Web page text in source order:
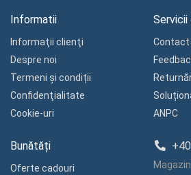
Informatii
Informaţii clienţi
Despre noi
Termeni și condiții
Confidenţialitate
Cookie-uri
Contact
ANPC
Bunătăți
Oferte cadouri